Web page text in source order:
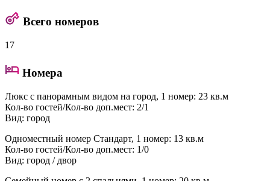
Всего номеров
17
Номера
Люкс с панорамным видом на город, 1 номер: 23 кв.м
Кол-во гостей/Кол-во доп.мест: 2/1
Вид: город
Одноместный номер Стандарт, 1 номер: 13 кв.м
Кол-во гостей/Кол-во доп.мест: 1/0
Вид: город / двор